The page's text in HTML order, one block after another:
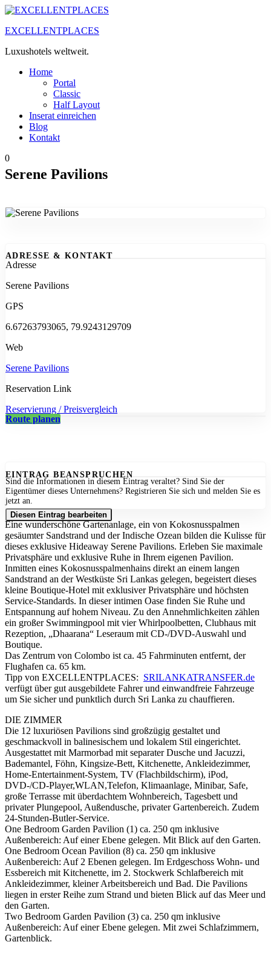
Zum
springen
EXCELLENTPLACES
Luxushotels weltweit.
Home
Portal
Classic
Half Layout
Inserat einreichen
Blog
Kontakt
0
Serene Pavilions
ADRESSE & KONTAKT
Adresse
Serene Pavilions
GPS
6.67263793065, 79.9243129709
Web
Serene Pavilions
Reservation Link
Reservierung / Preisvergleich
Route planen
EINTRAG BEANSPRUCHEN
Sind die Informationen in diesem Eintrag veraltet? Sind Sie der
Eigentümer dieses Unternehmens? Registrieren Sie sich und melden Sie es
jetzt an.
Diesen Eintrag bearbeiten
Eine wunderschöne Gartenanlage, ein von Kokosnusspalmen
gesäumter Sandstrand und der Indische Ozean bilden die Kulisse für
dieses exklusive Hideaway Serene Pavilions. Erleben Sie maximale
Privatsphäre und exklusive Ruhe in Ihrem eigenen Pavilion.
Inmitten eines Kokosnusspalmenhains direkt an einem langen
Sandstrand an der Westküste Sri Lankas gelegen, begeistert dieses
kleine Boutique-Hotel mit exklusiver Privatsphäre und höchsten
Service-Standards. In dieser intimen Oase finden Sie Ruhe und
Entspannung auf hohem Niveau. Zu den Annehmlichkeiten zählen
ein großer Swimmingpool mit vier Whirlpoolbetten, Clubhaus mit
Rezeption, „Dhaarana“ Leseraum mit CD-/DVD-Auswahl und
Boutique.
Das Zentrum von Colombo ist ca. 45 Fahrminuten entfernt, der
Flughafen ca. 65 km.
Tipp von EXCELLENTPLACES: SRILANKATRANSFER.de
verfügt über gut ausgebildete Fahrer und einwandfreie Fahrzeuge
um Sie sicher und punktlich durch Sri Lanka zu chauffieren.
DIE ZIMMER
Die 12 luxuriösen Pavilions sind großzügig gestaltet und
geschmackvoll in balinesischem und lokalem Stil eingerichtet.
Ausgestattet mit Marmorbad mit separater Dusche und Jacuzzi,
Bademantel, Föhn, Kingsize-Bett, Kitchenette, Ankleidezimmer,
Home-Entertainment-System, TV (Flachbildschirm), iPod,
DVD-/CD-Player,WLAN,Telefon, Klimaanlage, Minibar, Safe,
große Terrasse mit überdachtem Wohnbereich, Tagesbett und
privater Plungepool, Außendusche, privater Gartenbereich. Zudem
24-Stunden-Butler-Service.
One Bedroom Garden Pavilion (1) ca. 250 qm inklusive
Außenbereich: Auf einer Ebene gelegen. Mit Blick auf den Garten.
One Bedroom Ocean Pavilion (8) ca. 250 qm inklusive
Außenbereich: Auf 2 Ebenen gelegen. Im Erdgeschoss Wohn- und
Essbereich mit Kitchenette, im 2. Stockwerk Schlafbereich mit
Ankleidezimmer, kleiner Arbeitsbereich und Bad. Die Pavilions
liegen in erster Reihe zum Strand und bieten Blick auf das Meer und
den Garten.
Two Bedroom Garden Pavilion (3) ca. 250 qm inklusive
Außenbereich: Auf einer Ebene gelegen. Mit zwei Schlafzimmern,
Gartenblick.